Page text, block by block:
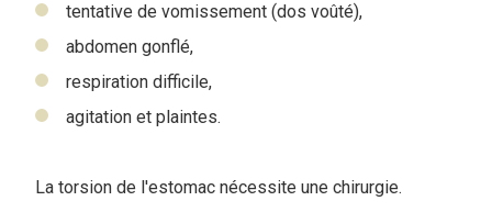
tentative de vomissement (dos voûté),
abdomen gonflé,
respiration difficile,
agitation et plaintes.
La torsion de l'estomac nécessite une chirurgie.